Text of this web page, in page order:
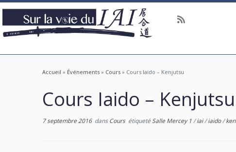
Accueil » Événements » Cours » Cours Iaido – Kenjutsu
Cours Iaido – Kenjutsu
7 septembre 2016dansCours étiquetéSalle Mercey 1/iai/iaido/ken